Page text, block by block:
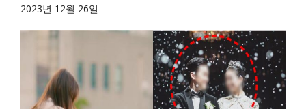
2023년 12월 26일